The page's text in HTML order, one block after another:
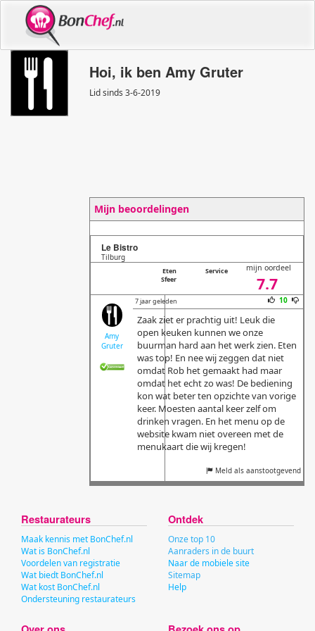
Hoi, ik ben Amy Gruter
Lid sinds 3-6-2019
Mijn beoordelingen
Le Bistro
Tilburg
Eten
Service
Sfeer
mijn oordeel
7.7
Amy
Gruter
7 jaar geleden 10
Zaak ziet er prachtig uit! Leuk die
open keuken kunnen we onze
buurman hard aan het werk zien. Eten
was top! En nee wij zeggen dat niet
omdat Rob het gemaakt had maar
omdat het echt zo was! De bediening
kon wat beter ten opzichte van vorige
keer. Moesten aantal keer zelf om
drinken vragen. En het menu op de
website kwam niet overeen met de
menukaart die wij kregen!
Meld als aanstootgevend
Restaurateurs
Maak kennis met BonChef.nl
Wat is BonChef.nl
Voordelen van registratie
Wat biedt BonChef.nl
Wat kost BonChef.nl
Ondersteuning restaurateurs
Ontdek
Onze top 10
Aanraders in de buurt
Naar de mobiele site
Sitemap
Help